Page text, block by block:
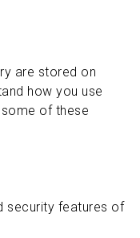
are stored on
how you use
of these
security features of